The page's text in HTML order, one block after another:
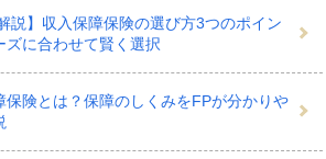
しも亡くなったときにあらかじめ指
険金がおりる死亡保険のひとつ。ご
配偶者や子どもを養っている方がお
説】収入保障保険の選び方3つのポイン
に合わせて賢く選択
保険とは？保障のしくみをFPが分かりや